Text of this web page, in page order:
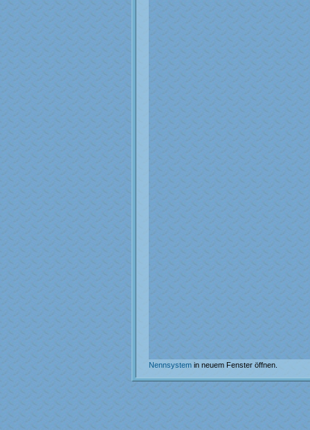
Nennsystem in neuem Fenster öffnen.